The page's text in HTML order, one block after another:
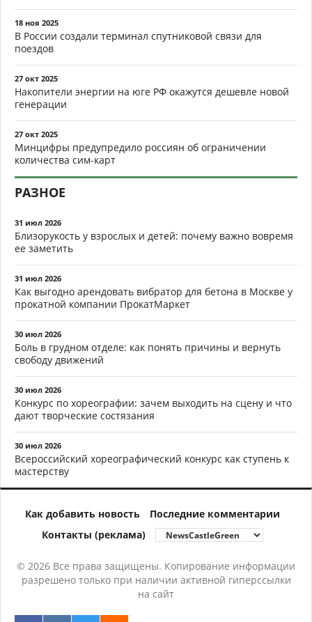
18 ноя 2025
В России создали терминал спутниковой связи для
поездов
27 окт 2025
Накопители энергии на юге РФ окажутся дешевле новой
генерации
27 окт 2025
Минцифры предупредило россиян об ограничении
количества сим-карт
РАЗНОЕ
31 июл 2026
Близорукость у взрослых и детей: почему важно вовремя
ее заметить
31 июл 2026
Как выгодно арендовать вибратор для бетона в Москве у
прокатной компании ПрокатМаркет
30 июл 2026
Боль в грудном отделе: как понять причины и вернуть
свободу движений
30 июл 2026
Конкурс по хореографии: зачем выходить на сцену и что
дают творческие состязания
30 июл 2026
Всероссийский хореографический конкурс как ступень к
мастерству
Как добавить новость
Последние комментарии
Контакты (реклама)
© 2026 Все права защищены. Копирование информации
разрешено только при наличии активной гиперссылки
на сайт